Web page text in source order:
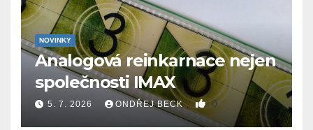
NOVINKY
Analogová reinkarnace nejen
společnosti IMAX
5. 7. 2026 ONDŘEJ BECK 0